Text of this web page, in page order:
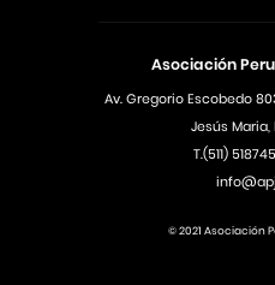
Asociación
Av. Gregorio Escobedo
Jesús
T.(511)
© 2021 Asociación